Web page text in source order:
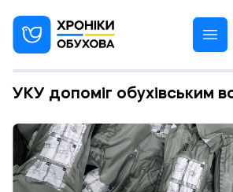
УКУ допоміг обухівським